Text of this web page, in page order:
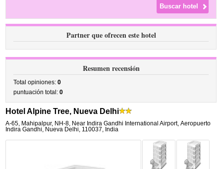
Partner que ofrecen este hotel
Resumen recensión
Total opiniones:0
puntuación total:0
Hotel Alpine Tree, Nueva Delhi
A-65, Mahipalpur, NH-8, Near Indira Gandhi International Airport,Aeropuerto
Indira Gandhi, Nueva Delhi, 110037, India